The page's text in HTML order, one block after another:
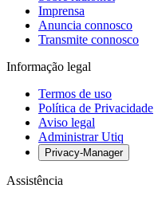
Imprensa
Anuncia connosco
Transmite connosco
Informação legal
Termos de uso
Política de Privacidade
Aviso legal
Administrar Utiq
Privacy-Manager
Assistência